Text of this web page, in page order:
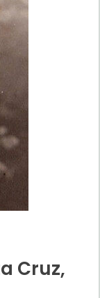
Cruz,